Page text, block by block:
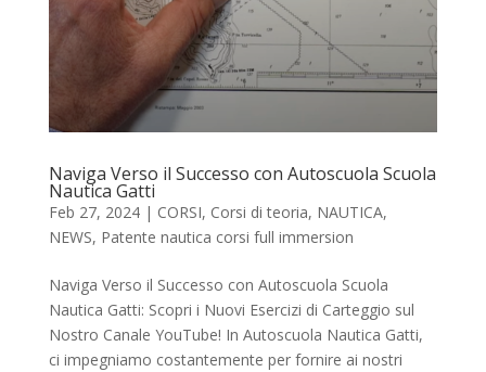
Naviga Verso il Successo con Autoscuola Scuola
Nautica Gatti
Feb 27, 2024| CORSI, Corsi di teoria, NAUTICA,
NEWS, Patente nautica corsi full immersion
Naviga Verso il Successo con Autoscuola Scuola
Nautica Gatti: Scopri i Nuovi Esercizi di Carteggio sul
Nostro Canale YouTube! In Autoscuola Nautica Gatti,
ci impegniamo costantemente per fornire ai nostri